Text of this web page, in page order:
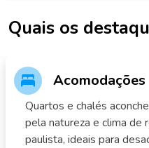
Quais os
Acomodações
Quartos e chalés
pela natureza e clima de
paulista, ideais para